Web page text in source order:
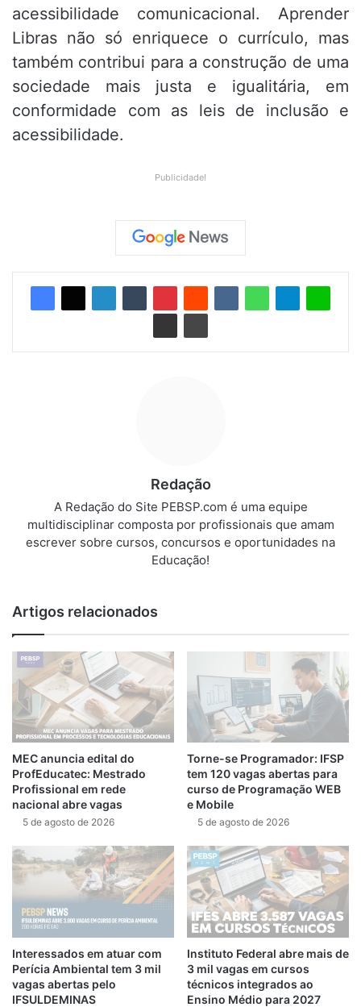
acessibilidade comunicacional. Aprender
Libras não só enriquece o currículo, mas
também contribui para a construção de uma
sociedade mais justa e igualitária, em
conformidade com as leis de inclusão e
acessibilidade.
Publicidade!
Redação
A Redação do Site PEBSP.com é uma equipe
multidisciplinar composta por profissionais que amam
escrever sobre cursos, concursos e oportunidades na
Educação!
Artigos relacionados
MEC anuncia edital do
ProfEducatec: Mestrado
Profissional em rede
nacional abre vagas
5 de agosto de 2026
Torne-se Programador: IFSP
tem 120 vagas abertas para
curso de Programação WEB
e Mobile
5 de agosto de 2026
Interessados em atuar com
Perícia Ambiental tem 3 mil
vagas abertas pelo
IFSULDEMINAS
Instituto Federal abre mais de
3 mil vagas em cursos
técnicos integrados ao
Ensino Médio para 2027